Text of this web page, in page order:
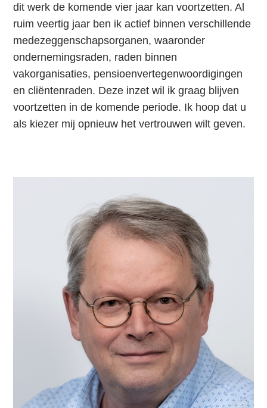
dit werk de komende vier jaar kan voortzetten. Al
ruim veertig jaar ben ik actief binnen verschillende
medezeggenschapsorganen, waaronder
ondernemingsraden, raden binnen
vakorganisaties, pensioenvertegenwoordigingen
en cliëntenraden. Deze inzet wil ik graag blijven
voortzetten in de komende periode. Ik hoop dat u
als kiezer mij opnieuw het vertrouwen wilt geven.